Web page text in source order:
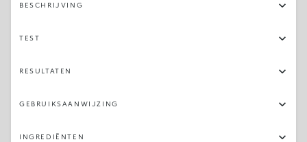
BESCHRIJVING
TEST
RESULTATEN
GEBRUIKSAANWIJZING
INGREDIËNTEN